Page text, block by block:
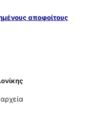
αποφοίτους